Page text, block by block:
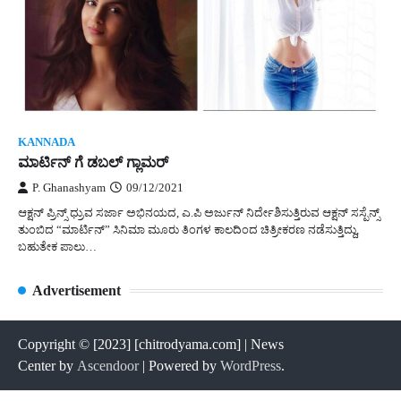
KANNADA
ಮಾರ್ಟಿನ್ ಗೆ ಡಬಲ್ ಗ್ಲಾಮರ್
P. Ghanashyam 09/12/2021
ಆಕ್ಷನ್ ಪ್ರಿನ್ಸ್ ಧ್ರುವ ಸರ್ಜಾ ಅಭಿನಯದ, ಎ.ಪಿ ಅರ್ಜುನ್ ನಿರ್ದೇಶಿಸುತ್ತಿರುವ ಆಕ್ಷನ್ ಸಸ್ಪೆನ್ಸ್
ತುಂಬಿದ “ಮಾರ್ಟಿನ್” ಸಿನಿಮಾ ಮೂರು ತಿಂಗಳ ಕಾಲದಿಂದ ಚಿತ್ರೀಕರಣ ನಡೆಸುತ್ತಿದ್ದು,
ಬಹುತೇಕ ಪಾಲು…
Advertisement
Copyright © [2023] [chitrodyama.com] | News
Center by Ascendoor| Powered by WordPress.